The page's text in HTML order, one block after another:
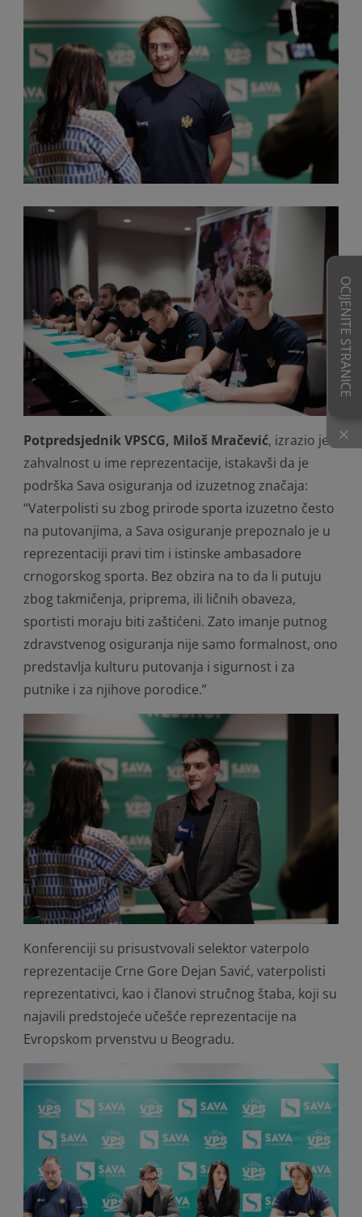
Potpredsjednik VPSCG, Miloš Mračević, izrazio je
zahvalnost u ime reprezentacije, istakavši da je
podrška Sava osiguranja od izuzetnog značaja:
“Vaterpolisti su zbog prirode sporta izuzetno često
na putovanjima, a Sava osiguranje prepoznalo je u
reprezentaciji pravi tim i istinske ambasadore
crnogorskog sporta. Bez obzira na to da li putuju
zbog takmičenja, priprema, ili ličnih obaveza,
sportisti moraju biti zaštićeni. Zato imanje putnog
zdravstvenog osiguranja nije samo formalnost, ono
predstavlja kulturu putovanja i sigurnost i za
putnike i za njihove porodice.”
Konferenciji su prisustvovali selektor vaterpolo
reprezentacije Crne Gore Dejan Savić, vaterpolisti
reprezentativci, kao i članovi stručnog štaba, koji su
najavili predstojeće učešće reprezentacije na
Evropskom prvenstvu u Beogradu.
×
OCIJENITE STRANICE